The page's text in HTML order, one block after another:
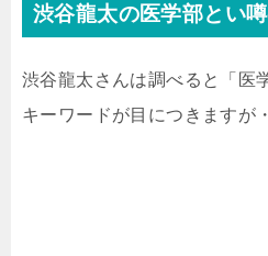
渋谷龍太の医学部とい
渋谷龍太さんは調べると「医
キーワードが目につきますが